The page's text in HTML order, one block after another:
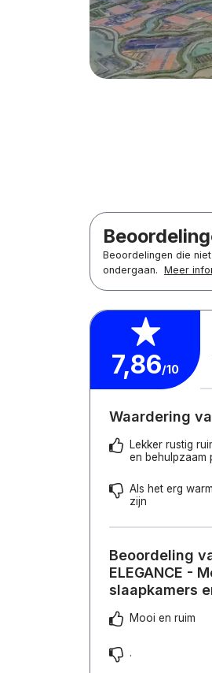
Beoordelingen die
ondergaan. Meer
7,86/10
Waardering
Lekker rustig
en behulpzaam
Als het erg
zijn
Beoordeling
ELEGANCE -
slaapkamers
Mooi en ruim
.